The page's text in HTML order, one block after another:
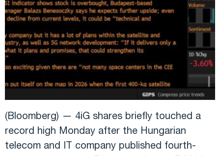
(Bloomberg) — 4iG shares briefly touched a
record high Monday after the Hungarian
telecom and IT company published fourth-